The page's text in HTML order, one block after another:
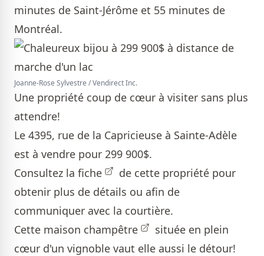
minutes de Saint-Jérôme et 55 minutes de
Montréal.
Joanne-Rose Sylvestre / Vendirect Inc.
Une propriété coup de cœur à visiter sans plus
attendre!
Le 4395, rue de la Capricieuse à Sainte-Adèle
est à vendre pour 299 900$.
Consultez la fiche
de cette propriété pour
obtenir plus de détails ou afin de
communiquer avec la courtière.
Cette maison champêtre
située en plein
cœur d'un vignoble vaut elle aussi le détour!